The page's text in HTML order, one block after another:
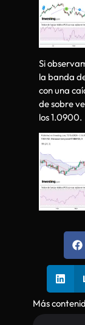
Si
la banda
con una
de sobre
los 1.0900.
Más